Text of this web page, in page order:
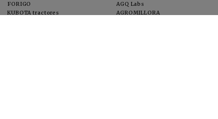
FORIGO
KUBOTA tractores
AGQ Labs
AGROMILLORA